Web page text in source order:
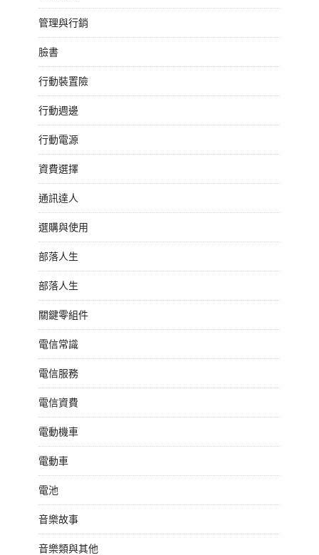
管理與行銷
臉書
行動裝置險
行動週邊
行動電源
資費選擇
通訊達人
選購與使用
部落人生
部落人生
關鍵零組件
電信常識
電信服務
電信資費
電動機車
電動車
電池
音樂故事
音樂類與其他